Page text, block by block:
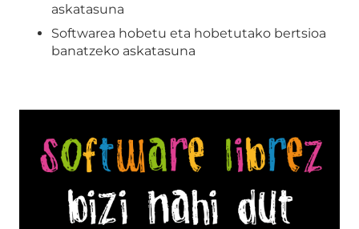
askatasuna
Softwarea hobetu eta hobetutako bertsioa
banatzeko askatasuna